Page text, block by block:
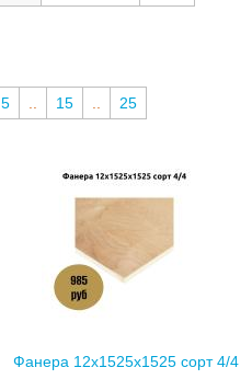
5 15
25
Фанера 12х1525х1525 сорт 4/4